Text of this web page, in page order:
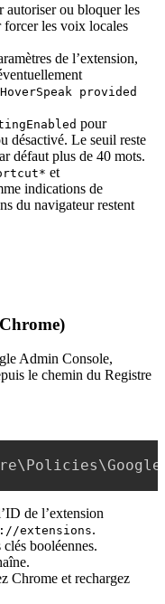
autoriser ou bloquer les
forcer les voix locales
de l’extension,
HoverSpeak provided
pour
désactivé. Le seuil reste
défaut plus de 40 mots.
et
indications de
du navigateur restent
Admin Console,
le chemin du Registre
de l’extension
extensions.
clés booléennes.
Chrome et rechargez